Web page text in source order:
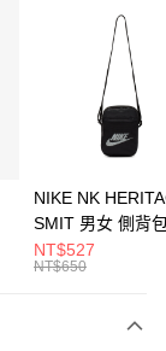
21家銀行
NIKE NK
SMIT 男女 側背
BA5871010
NT$527
NT$650